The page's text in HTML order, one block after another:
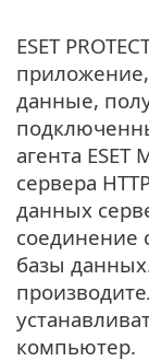
ESET
приложение,
данные,
агента
сервера
данных
соединение
базы
компьютер.